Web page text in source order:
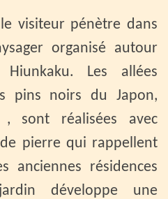
visiteur pénètre dans
organisé autour
Les allées
pins noirs du Japon,
réalisées avec
pierre qui rappellent
anciennes résidences
développe une